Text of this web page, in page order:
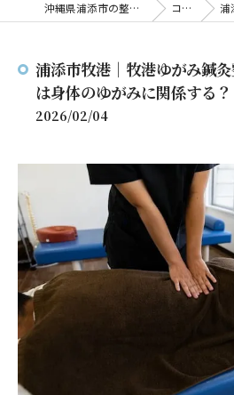
沖縄県浦添市の整骨院なら牧港ゆがみ鍼灸整骨院 コンテンツ 浦添
浦添市牧港｜牧港ゆがみ鍼
は身体のゆがみに関係する？
2026/02/04